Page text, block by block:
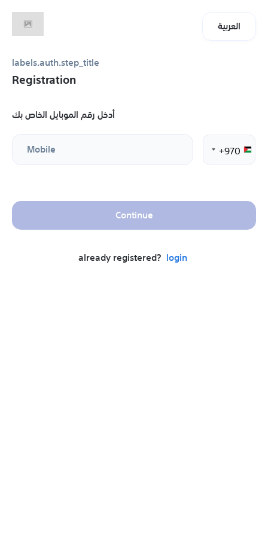
العربية
labels.auth.step_title
Registration
أدخل رقم الموبايل الخاص بك
+970
Mobile
Continue
already registered? login